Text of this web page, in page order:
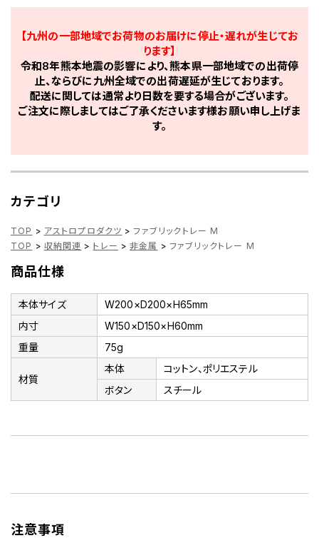
【九州の一部地域でお荷物のお届けに停止・遅れが生じてお
ります】
令和8年熊本地震の影響により、熊本県一部地域での出荷停
止、ならびに九州全域での出荷遅延が生じております。
配送に関しては通常より日数を要する場合がございます。
ご注文に際しましてはご了承くださいます様お願い申し上げま
す。
カテゴリ
TOP > アストロプロダクツ > ファブリックトレー M
TOP > 収納関連 > トレー > 非金属 > ファブリックトレー M
商品仕様
本体サイズ
W200×D200×H65mm
内寸
W150×D150×H60mm
重量
75g
材質
本体
コットン、ポリエステル
ボタン
スチール
注意事項